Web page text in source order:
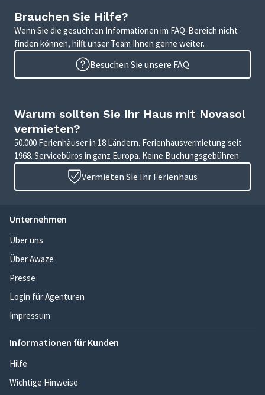
Brauchen Sie Hilfe?
Wenn Sie die gesuchten Informationen im FAQ-Bereich nicht
finden können, hilft unser Team Ihnen gerne weiter.
Besuchen Sie unsere FAQ
Warum sollten Sie Ihr Haus mit Novasol
vermieten?
50.000 Ferienhäuser in 18 Ländern. Ferienhausvermietung seit
1968. Servicebüros in ganz Europa. Keine Buchungsgebühren.
Vermieten Sie Ihr Ferienhaus
Unternehmen
Über uns
Über Awaze
Presse
Login für Agenturen
Impressum
Informationen für Kunden
Hilfe
Wichtige Hinweise